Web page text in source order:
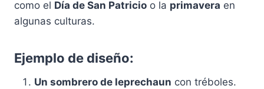
como el Día de San Patricio o la primavera en
algunas culturas.
Ejemplo de diseño:
Un sombrero de leprechaun con tréboles.